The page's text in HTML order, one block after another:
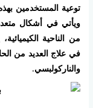
توعية المستخدمين
ويأتي في أشكال
من الناحية
في علاج العديد من
والناركولبسي.